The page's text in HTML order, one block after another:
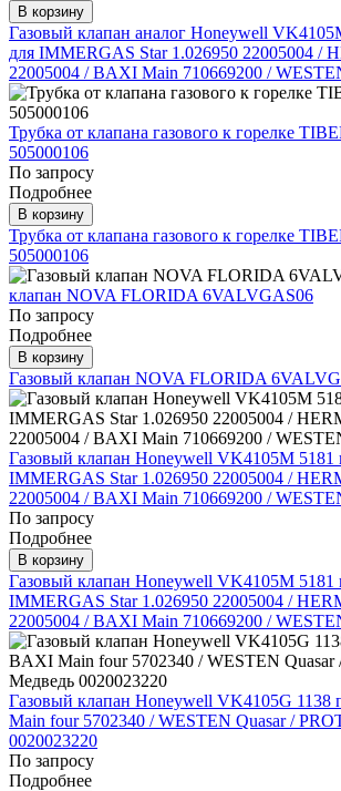
В корзину
Газовый клапан аналог Honeywell
для IMMERGAS Star 1.026950 22005004 /
22005004 / BAXI Main 710669200 /
Трубка от клапана газового к горелке
505000106
По запросу
Подробнее
В корзину
Трубка от клапана газового к горелке
505000106
клапан NOVA FLORIDA 6VALVGAS06
По запросу
Подробнее
В корзину
Газовый клапан NOVA FLORIDA
Газовый клапан Honeywell VK4105M 5181
IMMERGAS Star 1.026950 22005004 /
22005004 / BAXI Main 710669200 /
По запросу
Подробнее
В корзину
Газовый клапан Honeywell VK4105M 5181
IMMERGAS Star 1.026950 22005004 /
22005004 / BAXI Main 710669200 /
Газовый клапан Honeywell VK4105G 1138
Main four 5702340 / WESTEN Quasar /
0020023220
По запросу
Подробнее